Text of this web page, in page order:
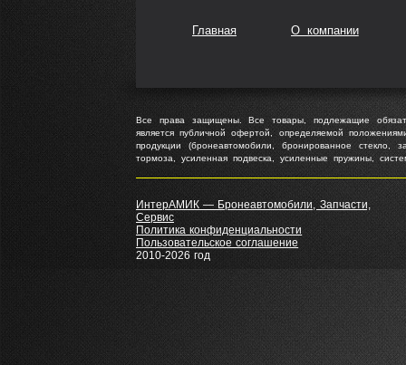
Главная О компании
Все права защищены. Все товары, подлежащие
является публичной офертой, определяемой
продукции (бронеавтомобили, бронированное стекло,
тормоза, усиленная подвеска, усиленные пружины,
ИнтерАМИК — Бронеавтомобили, Запчасти,
Сервис
Политика конфиденциальности
Пользовательское соглашение
2010-2026 год